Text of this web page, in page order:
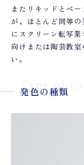
またリキッドとペ
が、ほとんど同等
にスクリーン転写
向けまたは陶芸教
い。
発色の種類
Type of